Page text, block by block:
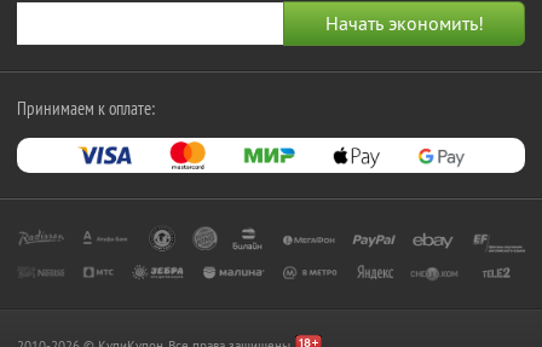
Принимаем к оплате: